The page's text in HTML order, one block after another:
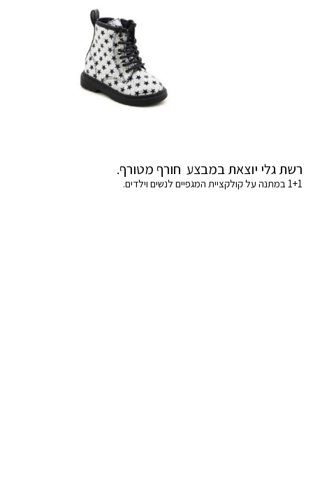
רשת גלי יוצאת במבצע חורף מטורף.
1+1 במתנה על קולקציית המגפיים לנשים וילדים.